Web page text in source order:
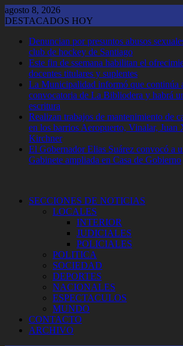
Saltar
al
agosto 8, 2026
DESTACADOS HOY
Denuncian por presuntos abusos
club de hockey de Santiago
Este fin de ssemana habilitan el
docentes titulares y suplentes
La Municipalidad informó que continúa
convocatoria de La Bibliodera y habrá
escritura
Realizan trabajos de mantenimiento de
en los barrios Aeropuerto, Vinalar,
Kirchner
El Gobernador Elias Suárez convocó a
Gabinete ampliada en Casa de Gobierno
SECCIONES DE NOTICIAS
LOCALES
INTERIOR
JUDICIALES
POLICIALES
POLITICA
SOCIEDAD
DEPORTES
NACIONALES
ESPECTACULOS
MUNDO
CONTACTO
ARCHIVO